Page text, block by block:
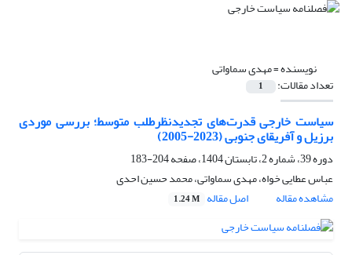
نویسنده =مهدی سماواتی
تعداد مقالات: 1
سیاست خارجی قدرت‌های تجدیدنظرطلب متوسط؛ بررسی موردی
برزیل و آفریقای جنوبی (2023-2005)
دوره 39، شماره 2، تابستان 1404، صفحه
204-183
عباس عطایی خواه، مهدی سماواتی، محمد حسین احدی
مشاهده مقاله
اصل مقاله 1.24 M